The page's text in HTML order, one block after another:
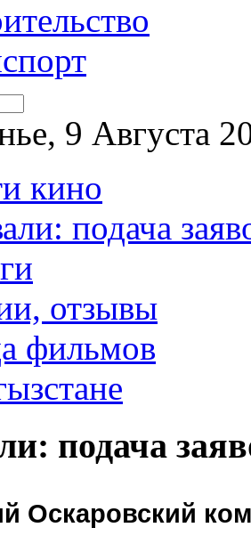
9 Августа
кино
подача
отзывы
фильмов
подача
Оскаровский